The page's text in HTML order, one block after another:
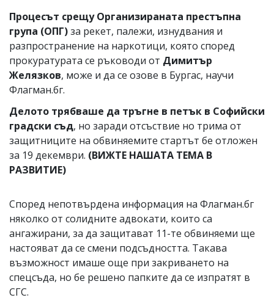
Процесът срещу Организираната престъпна
група (ОПГ)за рекет, палежи, изнудвания и
разпространение на наркотици, която според
прокуратурата се ръководи от Димитър
Желязков, може и да се озове в Бургас, научи
Флагман.бг.
Делото трябваше да тръгне в петък в Софийски
градски съд, но заради отсъствие но трима от
защитниците на обвиняемите стартът бе отложен
за 19 декември. (ВИЖТЕ НАШАТА ТЕМА В
РАЗВИТИЕ)
Според непотвърдена информация на Флагман.бг
няколко от солидните адвокати, които са
ангажирани, за да защитават 11-те обвиняеми ще
настояват да се смени подсъдността. Такава
възможност имаше още при закриването на
спецсъда, но бе решено папките да се изпратят в
СГС.